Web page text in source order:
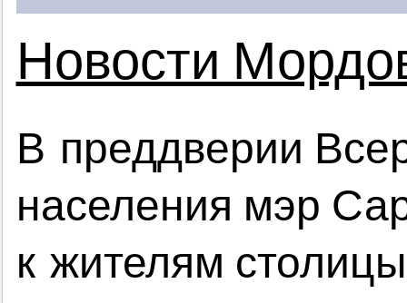
Новости
В преддверии
населения мэр
к жителям